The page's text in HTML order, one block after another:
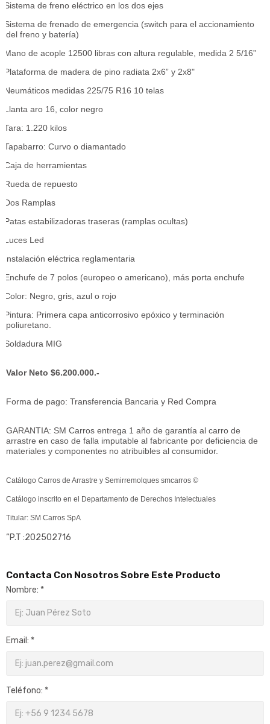
Sistema de freno eléctrico en los dos ejes
Sistema de frenado de emergencia (switch para el accionamiento
del freno y batería)
Mano de acople 12500 libras con altura regulable, medida 2 5/16”
Plataforma de madera de pino radiata 2x6” y 2x8"
Neumáticos medidas 225/75 R16 10 telas
Llanta aro 16, color negro
Tara: 1.220 kilos
Tapabarro: Curvo o diamantado
Caja de herramientas
Rueda de repuesto
Dos Ramplas
Patas estabilizadoras traseras (ramplas ocultas)
Luces Led
Instalación eléctrica reglamentaria
Enchufe de 7 polos (europeo o americano), más porta enchufe
Color: Negro, gris, azul o rojo
Pintura: Primera capa anticorrosivo epóxico y terminación
poliuretano.
Soldadura MIG
Valor Neto $6.200.000.-
Forma de pago: Transferencia Bancaria y Red Compra
GARANTIA: SM Carros entrega 1 año de garantía al carro de
arrastre en caso de falla imputable al fabricante por deficiencia de
materiales y componentes no atribuibles al consumidor.
Catálogo Carros de Arrastre y Semirremolques smcarros ©
Catálogo inscrito en el Departamento de Derechos Intelectuales
Titular: SM Carros SpA
“P.T :202502716
Contacta Con Nosotros Sobre Este Producto
Nombre: *
Email: *
Teléfono: *